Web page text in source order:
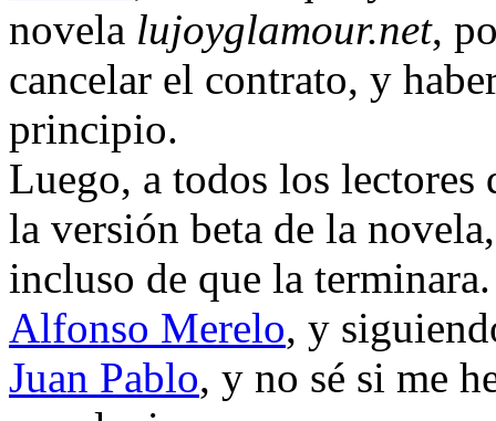
novela lujoyglamour.net,
cancelar el contrato, y
principio.
Luego, a todos los
la versión beta de la
incluso de que la
Alfonso Merelo, y
Juan Pablo, y no sé si me